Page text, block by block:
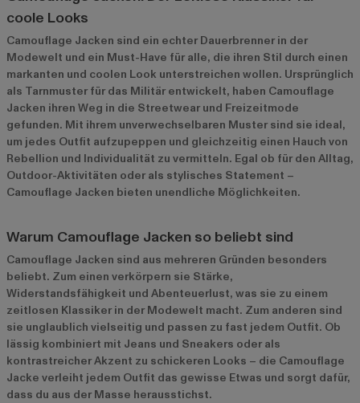
coole Looks
Camouflage Jacken sind ein echter Dauerbrenner in der
Modewelt und ein Must-Have für alle, die ihren Stil durch einen
markanten und coolen Look unterstreichen wollen. Ursprünglich
als Tarnmuster für das Militär entwickelt, haben Camouflage
Jacken ihren Weg in die Streetwear und Freizeitmode
gefunden. Mit ihrem unverwechselbaren Muster sind sie ideal,
um jedes Outfit aufzupeppen und gleichzeitig einen Hauch von
Rebellion und Individualität zu vermitteln. Egal ob für den Alltag,
Outdoor-Aktivitäten oder als stylisches Statement –
Camouflage Jacken bieten unendliche Möglichkeiten.
Warum Camouflage Jacken so beliebt sind
Camouflage Jacken sind aus mehreren Gründen besonders
beliebt. Zum einen verkörpern sie Stärke,
Widerstandsfähigkeit und Abenteuerlust, was sie zu einem
zeitlosen Klassiker in der Modewelt macht. Zum anderen sind
sie unglaublich vielseitig und passen zu fast jedem Outfit. Ob
lässig kombiniert mit Jeans und Sneakers oder als
kontrastreicher Akzent zu schickeren Looks – die Camouflage
Jacke verleiht jedem Outfit das gewisse Etwas und sorgt dafür,
dass du aus der Masse herausstichst.